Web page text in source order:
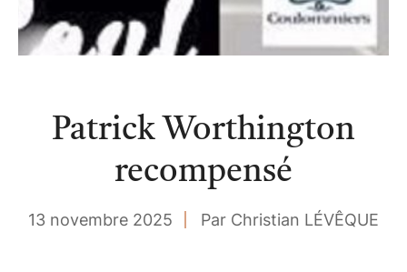
Patrick Worthington
recompensé
13 novembre 2025 Par Christian LÉVÊQUE